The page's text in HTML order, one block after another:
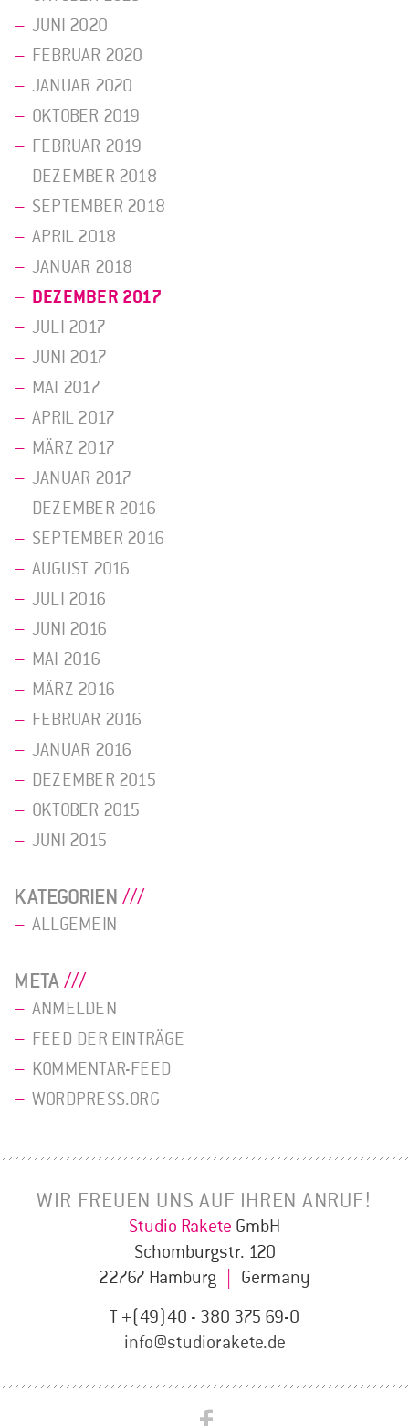
JUNI 2020
FEBRUAR 2020
JANUAR 2020
OKTOBER 2019
FEBRUAR 2019
DEZEMBER 2018
SEPTEMBER 2018
APRIL 2018
JANUAR 2018
DEZEMBER 2017
JULI 2017
JUNI 2017
MAI 2017
APRIL 2017
MÄRZ 2017
JANUAR 2017
DEZEMBER 2016
SEPTEMBER 2016
AUGUST 2016
JULI 2016
JUNI 2016
MAI 2016
MÄRZ 2016
FEBRUAR 2016
JANUAR 2016
DEZEMBER 2015
OKTOBER 2015
JUNI 2015
KATEGORIEN
ALLGEMEIN
META
ANMELDEN
FEED DER EINTRÄGE
KOMMENTAR-FEED
WORDPRESS.ORG
WIR FREUEN UNS AUF IHREN ANRUF!
Studio Rakete GmbH
Schomburgstr. 120
22767 Hamburg
Germany
T +(49)40 - 380 375 69-0
info@studiorakete.de